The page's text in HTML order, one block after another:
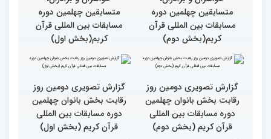
صمیمی رئیس سازمان اوقاف
خواهران و برادران،
متسابقین چهلمین دوره
مسابقات بین المللی قرآن
کریم(بخش دوم)
صمیمی رئیس سازمان اوقاف
خواهران و برادران،
متسابقین چهلمین دوره
مسابقات بین المللی قرآن
کریم(بخش اول)